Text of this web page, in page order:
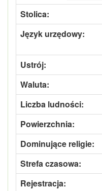
Stolica:
Język urzędowy:
Ustrój:
Waluta:
Liczba ludności:
Powierzchnia:
Dominujące religie:
Strefa czasowa:
Rejestracja: